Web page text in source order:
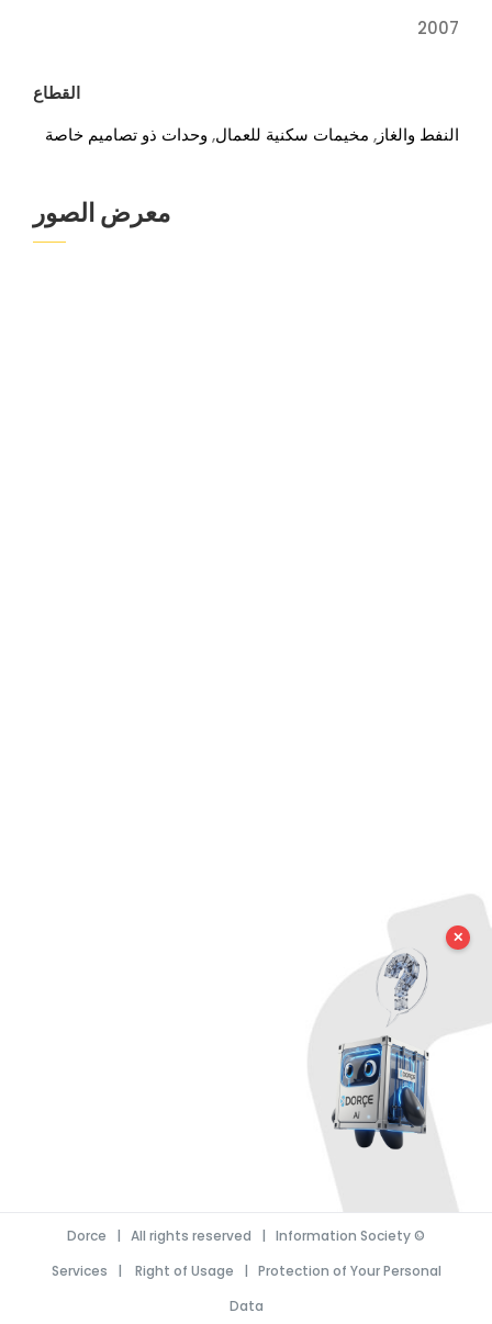
2007
القطاع
النفط والغاز, مخيمات سكنية للعمال, وحدات ذو تصاميم خاصة
معرض الصور
©
Dorce | All rights reserved | Information Society
Services | Right of Usage | Protection of Your Personal
Data
✕